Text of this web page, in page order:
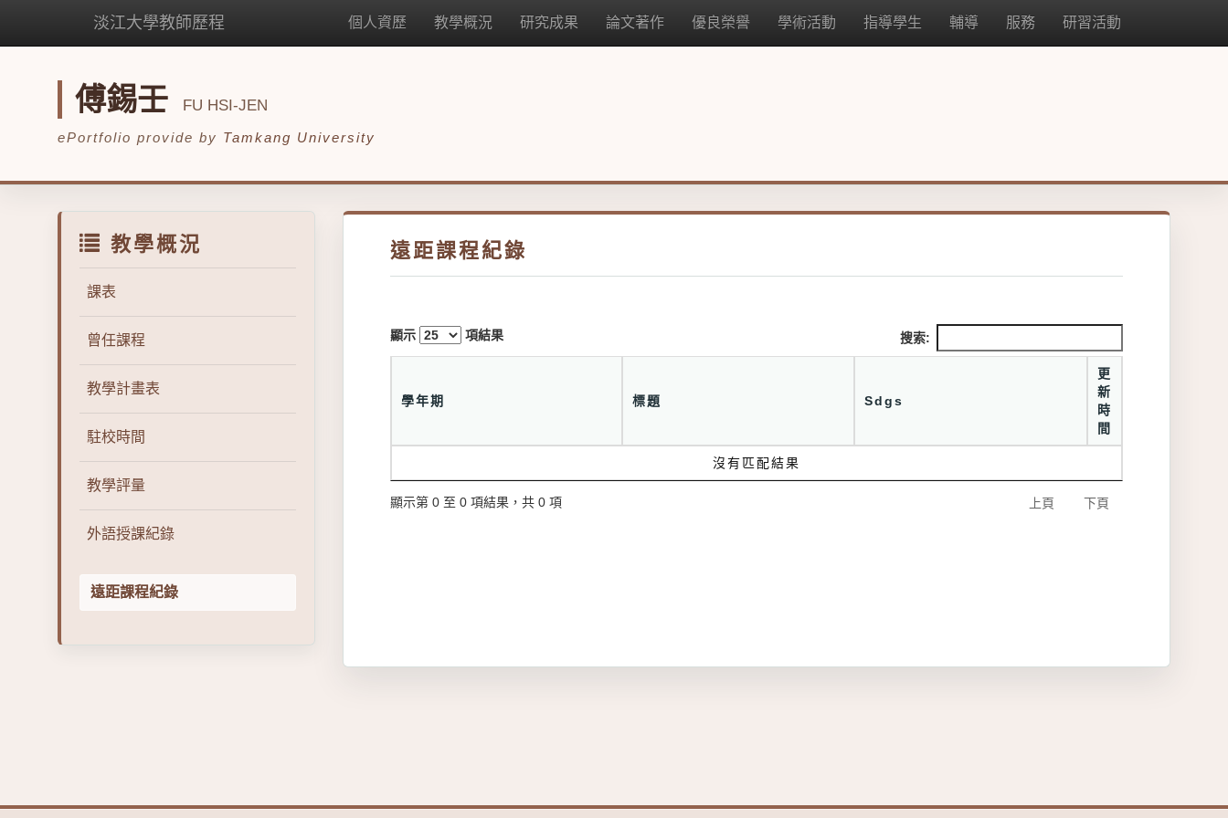
淡江大學教師歷程 個人資歷 教學概況 研究成果 論文著作 優良榮譽 學術活動 指導學生 輔導 服務 研習活動
傅錫壬 FU HSI-JEN
ePortfolio provide by Tamkang University
教學概況
課表
曾任課程
教學計畫表
駐校時間
教學評量
外語授課紀錄
遠距課程紀錄
遠距課程紀錄
顯示 項結果 搜索:
學年期 標題 Sdgs
更
新
時
間
沒有匹配結果
顯示第 0 至 0 項結果，共 0 項 上頁 下頁